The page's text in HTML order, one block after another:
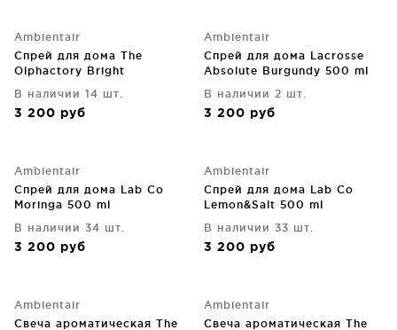
Ambientair
Спрей для дома The
Olphactory Bright
В наличии 14 шт.
3 200 руб
Ambientair
Спрей для дома Lacrosse
Absolute Burgundy 500 ml
В наличии 2 шт.
3 200 руб
Ambientair
Спрей для дома Lab Co
Moringa 500 ml
В наличии 34 шт.
3 200 руб
Ambientair
Спрей для дома Lab Co
Lemon&Salt 500 ml
В наличии 33 шт.
3 200 руб
Ambientair
Свеча ароматическая The
Ambientair
Свеча ароматическая The